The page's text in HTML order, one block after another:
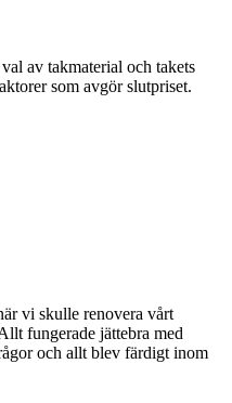
av takmaterial och takets
som avgör slutpriset.
vi skulle renovera vårt
fungerade jättebra med
och allt blev färdigt inom